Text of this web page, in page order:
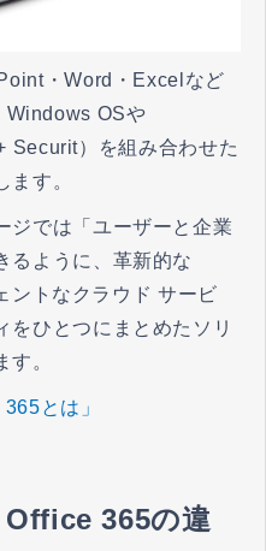
・Word・Excelなど
Windows OSや
Securit）を組み合わせた
す。
ジでは「ユーザーと企業
るように、革新的な
ントなクラウド サービ
をひとつにまとめたソリ
す。
とは」
365の違